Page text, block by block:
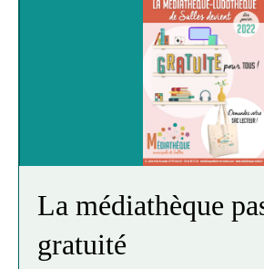
Le service “portage à domicile”
Vous ou un proche êtes intéressé
N’hésitez pas à contacter la
Tel : 05 56 88 72 35
La médiathèque
gratuité